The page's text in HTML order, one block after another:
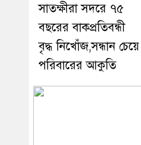
সাতক্ষীরা সদরে ৭৫
বছরের বাকপ্রতিবন্ধী
বৃদ্ধ নিখোঁজ,সন্ধান চেয়ে
পরিবারের আকুতি